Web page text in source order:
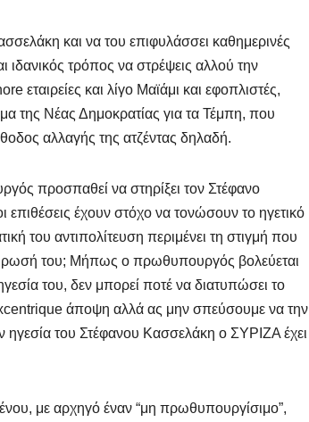
και να του επιφυλάσσει καθημερινές
ιδανικός τρόπος να στρέψεις αλλού την
εταιρείες και λίγο Μαϊάμι και εφοπλιστές,
της Νέας Δημοκρατίας για τα Τέμπη, που
αλλαγής της ατζέντας δηλαδή.
προσπαθεί να στηρίξει τον Στέφανο
επιθέσεις έχουν στόχο να τονώσουν το ηγετικό
του αντιπολίτευση περιμένει τη στιγμή που
του; Μήπως ο πρωθυπουργός βολεύεται
του, δεν μπορεί ποτέ να διατυπώσει το
άποψη αλλά ας μην σπεύσουμε να την
ηγεσία του Στέφανου Κασσελάκη ο ΣΥΡΙΖΑ έχει
με αρχηγό έναν “μη πρωθυπουργίσιμο”,